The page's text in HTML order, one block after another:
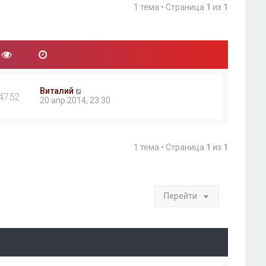
1 тема • Страница 1 из 1
Виталий
20 апр 2014, 23:30
1 тема • Страница 1 из 1
Перейти